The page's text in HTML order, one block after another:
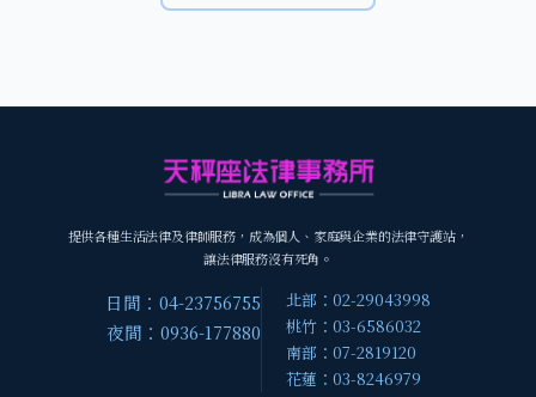
提供各種生活法律及律師服務，成為個人、家庭與企業的法律守護站，
讓法律服務沒有死角。
日間：04-23756755
夜間：0936-177880
北部：02-29043998
桃竹：03-6586032
南部：07-2819120
花蓮：03-8246979